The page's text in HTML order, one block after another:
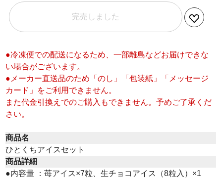
完売しました
●冷凍便での配送になるため、一部離島などお届けできな
い場合がございます。
●メーカー直送品のため「のし」「包装紙」「メッセージ
カード」をご利用できません。
また代金引換えでのご購入もできません。予めご了承くだ
さい。
商品名
ひとくちアイスセット
商品詳細
●内容量 ：苺アイス×7粒、生チョコアイス（8粒入）×1